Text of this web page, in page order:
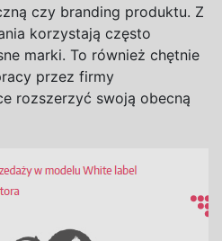
czy branding produktu. Z
korzystają często
marki. To również chętnie
przez firmy
rozszerzyć swoją obecną